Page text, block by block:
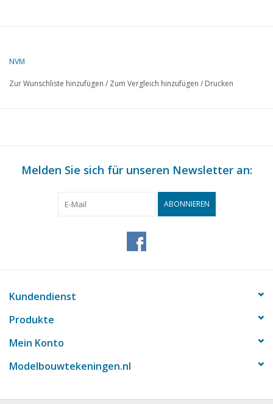
NVM
Zur Wunschliste hinzufügen / Zum Vergleich hinzufügen / Drucken
Melden Sie sich für unseren Newsletter an:
ABONNIEREN
Kundendienst
Produkte
Mein Konto
Modelbouwtekeningen.nl